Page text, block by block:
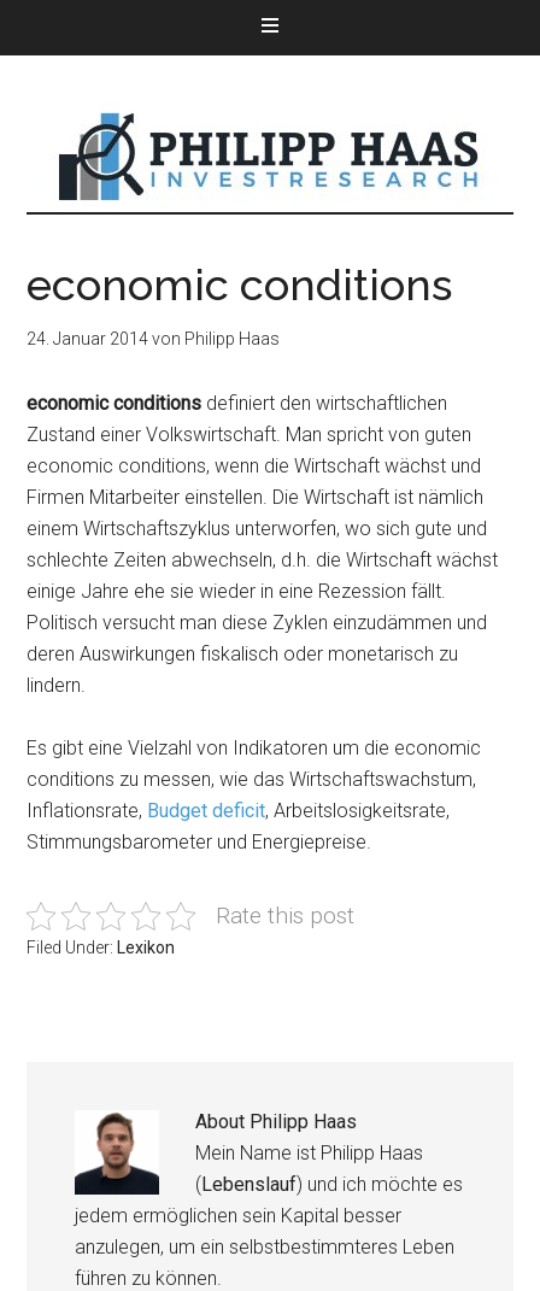
economic conditions
24. Januar 2014von Philipp Haas
economic conditions definiert den wirtschaftlichen
Zustand einer Volkswirtschaft. Man spricht von guten
economic conditions, wenn die Wirtschaft wächst und
Firmen Mitarbeiter einstellen. Die Wirtschaft ist nämlich
einem Wirtschaftszyklus unterworfen, wo sich gute und
schlechte Zeiten abwechseln, d.h. die Wirtschaft wächst
einige Jahre ehe sie wieder in eine Rezession fällt.
Politisch versucht man diese Zyklen einzudämmen und
deren Auswirkungen fiskalisch oder monetarisch zu
lindern.
Es gibt eine Vielzahl von Indikatoren um die economic
conditions zu messen, wie das Wirtschaftswachstum,
Inflationsrate, Budget deficit, Arbeitslosigkeitsrate,
Stimmungsbarometer und Energiepreise.
Rate this post
Filed Under: Lexikon
About Philipp Haas
Mein Name ist Philipp Haas
(Lebenslauf) und ich möchte es
jedem ermöglichen sein Kapital besser
anzulegen, um ein selbstbestimmteres Leben
führen zu können.